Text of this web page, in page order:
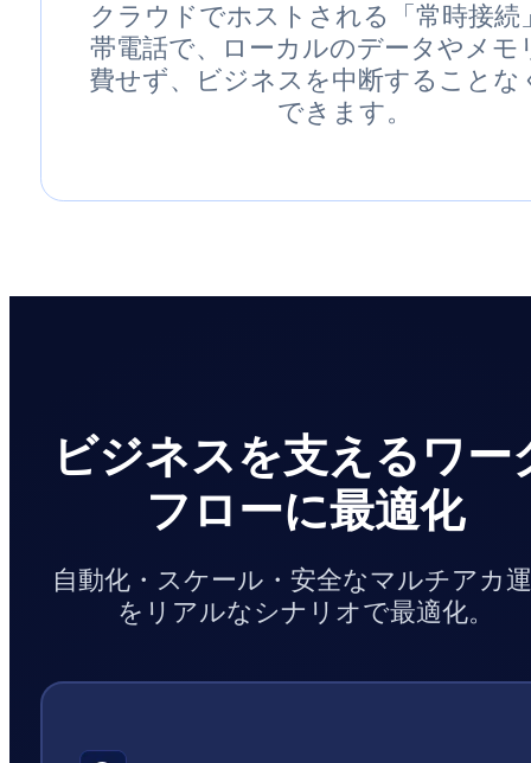
クラウドでホストされる「常時接続
帯電話で、ローカルのデータやメモ
費せず、ビジネスを中断することな
できます。
ビジネスを支えるワー
フローに最適化
自動化・スケール・安全なマルチアカ
をリアルなシナリオで最適化。